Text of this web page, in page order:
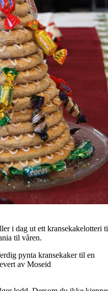
i dag ut ett kransekakelotteri
til våren.
pynta kransekaker til en
av Moseid